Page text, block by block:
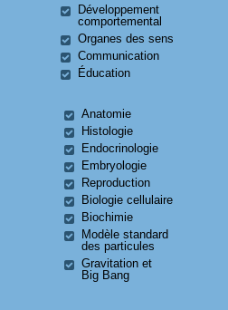
Développement
comportemental
Organes des sens
Communication
Éducation
Anatomie
Histologie
Endocrinologie
Embryologie
Reproduction
Biologie cellulaire
Biochimie
Modèle standard
des particules
Gravitation et
Big Bang